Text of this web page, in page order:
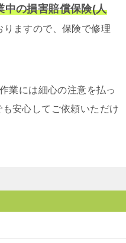
中の損害賠償保険(人
りますので、保険で修理
業には細心の注意を払っ
安心してご依頼いただけ